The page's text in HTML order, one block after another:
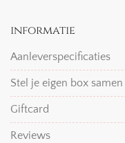
informatie
Aanleverspecificaties
Stel je eigen box samen
Giftcard
Reviews